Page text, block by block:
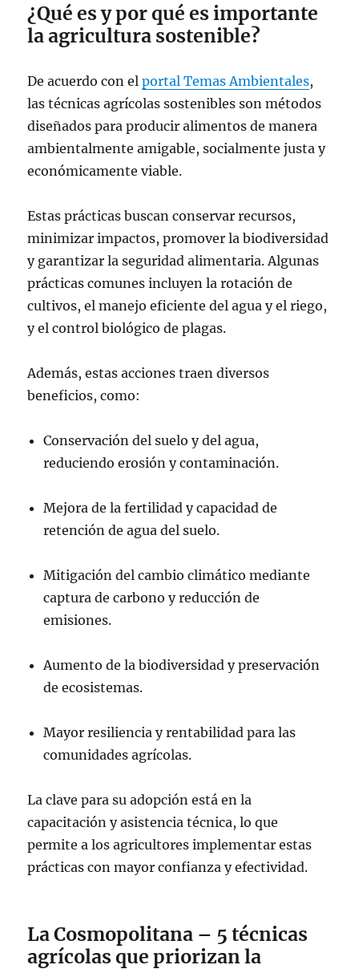
¿Qué es y por qué es importante
la agricultura sostenible?
De acuerdo con elportal Temas Ambientales,
las técnicas agrícolas sostenibles son métodos
diseñados para producir alimentos de manera
ambientalmente amigable, socialmente justa y
económicamente viable.
Estas prácticas buscan conservar recursos,
minimizar impactos, promover la biodiversidad
y garantizar la seguridad alimentaria. Algunas
prácticas comunes incluyen la rotación de
cultivos, el manejo eficiente del agua y el riego,
y el control biológico de plagas.
Además, estas acciones traen diversos
beneficios, como:
Conservación del suelo y del agua,
reduciendo erosión y contaminación.
Mejora de la fertilidad y capacidad de
retención de agua del suelo.
Mitigación del cambio climático mediante
captura de carbono y reducción de
emisiones.
Aumento de la biodiversidad y preservación
de ecosistemas.
Mayor resiliencia y rentabilidad para las
comunidades agrícolas.
La clave para su adopción está en la
capacitación y asistencia técnica, lo que
permite a los agricultores implementar estas
prácticas con mayor confianza y efectividad.
La Cosmopolitana – 5 técnicas
agrícolas que priorizan la